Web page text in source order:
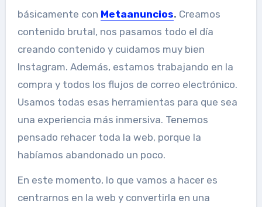
básicamente con Metaanuncios. Creamos
contenido brutal, nos pasamos todo el día
creando contenido y cuidamos muy bien
Instagram. Además, estamos trabajando en la
compra y todos los flujos de correo electrónico.
Usamos todas esas herramientas para que sea
una experiencia más inmersiva. Tenemos
pensado rehacer toda la web, porque la
habíamos abandonado un poco.
En este momento, lo que vamos a hacer es
centrarnos en la web y convertirla en una